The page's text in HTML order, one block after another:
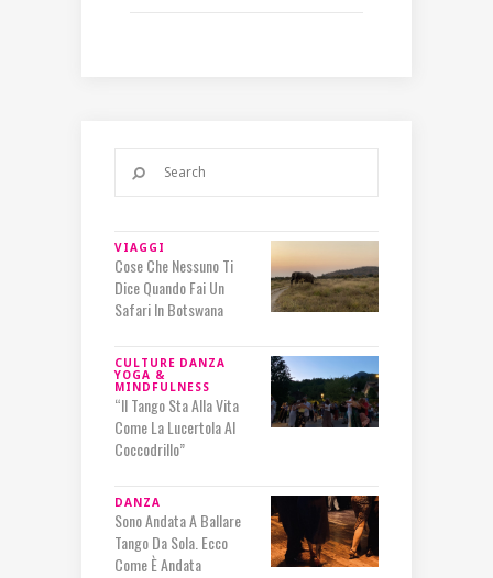
VIAGGI
Cose Che Nessuno Ti
Dice Quando Fai Un
Safari In Botswana
CULTURE DANZA
YOGA &
MINDFULNESS
“Il Tango Sta Alla Vita
Come La Lucertola Al
Coccodrillo”
DANZA
Sono Andata A Ballare
Tango Da Sola. Ecco
Come È Andata